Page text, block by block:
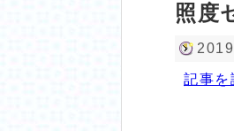
照度
記事を